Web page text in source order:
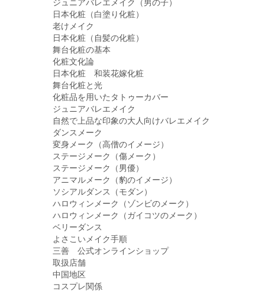
日本化粧（白塗り化粧）
老けメイク
日本化粧（自髪の化粧）
舞台化粧の基本
化粧文化論
日本化粧 和装花嫁化粧
舞台化粧と光
化粧品を用いたタトゥーカバー
ジュニアバレエメイク
自然で上品な印象の大人向けバレエメイク
ダンスメーク
変身メーク（高僧のイメージ）
ステージメーク（傷メーク）
ステージメーク（男優）
アニマルメーク（豹のイメージ）
ソシアルダンス（モダン）
ハロウィンメーク（ゾンビのメーク）
ハロウィンメーク（ガイコツのメーク）
ベリーダンス
よさこいメイク手順
三善 公式オンラインショップ
取扱店舗
中国地区
コスプレ関係